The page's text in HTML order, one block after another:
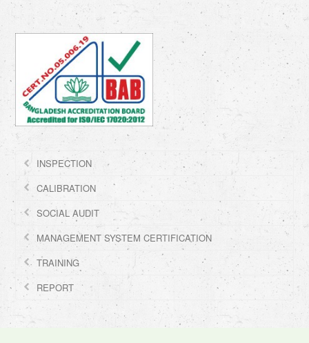
INSPECTION
CALIBRATION
SOCIAL AUDIT
MANAGEMENT SYSTEM CERTIFICATION
TRAINING
REPORT